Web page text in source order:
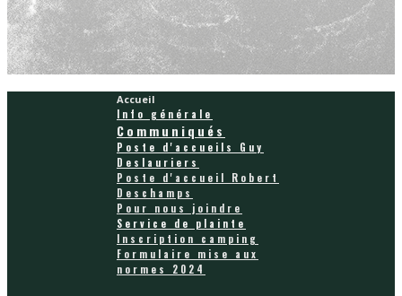
Accueil
Info générale
Communiqués
Poste d'accueils Guy
Deslauriers
Poste d'accueil Robert
Deschamps
Pour nous joindre
Service de plainte
Inscription camping
Formulaire mise aux
normes 2024